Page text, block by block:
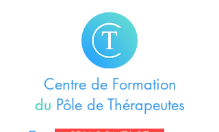
Centre de Formation
du Pôle de Thérapeutes